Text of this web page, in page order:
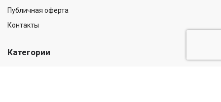
Публичная оферта
Контакты
Категории